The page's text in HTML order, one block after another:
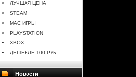
ЛУЧШАЯ ЦЕНА
STEAM
MAC ИГРЫ
PLAYSTATION
XBOX
ДЕШЕВЛЕ 100 РУБ
Новости